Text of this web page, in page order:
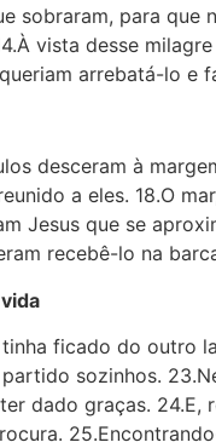
sobraram, para
vista desse
arrebatá-lo
desceram à
a eles. 18.O
Jesus que se
recebê-lo na
ficado do outro
sozinhos.
dado graças. 24.E,